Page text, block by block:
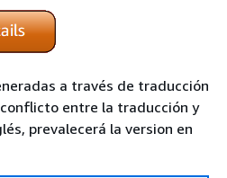
a través de traducción
entre la traducción y
prevalecerá la version en